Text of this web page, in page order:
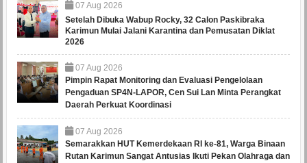
07 Aug 2026
Setelah Dibuka Wabup Rocky, 32 Calon Paskibraka
Karimun Mulai Jalani Karantina dan Pemusatan Diklat
2026
07 Aug 2026
Pimpin Rapat Monitoring dan Evaluasi Pengelolaan
Pengaduan SP4N-LAPOR, Cen Sui Lan Minta Perangkat
Daerah Perkuat Koordinasi
07 Aug 2026
Semarakkan HUT Kemerdekaan RI ke-81, Warga Binaan
Rutan Karimun Sangat Antusias Ikuti Pekan Olahraga dan